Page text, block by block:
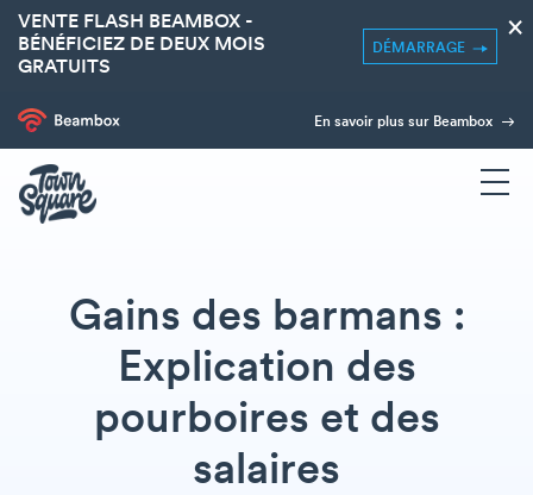
VENTE FLASH BEAMBOX -
BÉNÉFICIEZ DE DEUX MOIS
GRATUITS
DÉMARRAGE
×
En savoir plus sur Beambox
Gains des barmans :
Explication des
pourboires et des
salaires